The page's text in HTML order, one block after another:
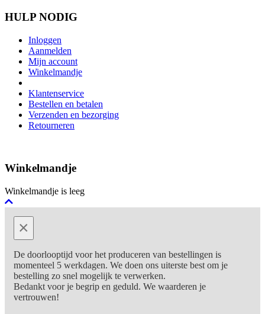
HULP NODIG
Inloggen
Aanmelden
Mijn account
Winkelmandje
Klantenservice
Bestellen en betalen
Verzenden en bezorging
Retourneren
Winkelmandje
Winkelmandje is leeg
×
De doorlooptijd voor het produceren van bestellingen is
momenteel 5 werkdagen. We doen ons uiterste best om je
bestelling zo snel mogelijk te verwerken.
Bedankt voor je begrip en geduld. We waarderen je
vertrouwen!